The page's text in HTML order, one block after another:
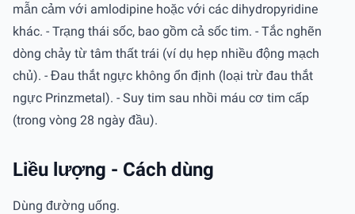
mẫn cảm với amlodipine hoặc với các dihydropyridine
khác. - Trạng thái sốc, bao gồm cả sốc tim. - Tắc nghẽn
dòng chảy từ tâm thất trái (ví dụ hẹp nhiều động mạch
chủ). - Đau thắt ngực không ổn định (loại trừ đau thắt
ngực Prinzmetal). - Suy tim sau nhồi máu cơ tim cấp
(trong vòng 28 ngày đầu).
Liều lượng - Cách dùng
Dùng đường uống.